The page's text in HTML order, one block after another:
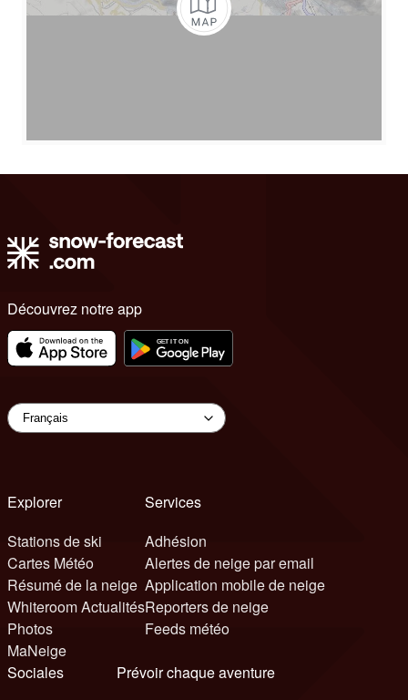
Découvrez notre app
Explorer
Stations de ski
Cartes Météo
Résumé de la neige
Whiteroom Actualités
Photos
MaNeige
Services
Adhésion
Alertes de neige par email
Application mobile de neige
Reporters de neige
Feeds météo
Sociales
Prévoir chaque aventure